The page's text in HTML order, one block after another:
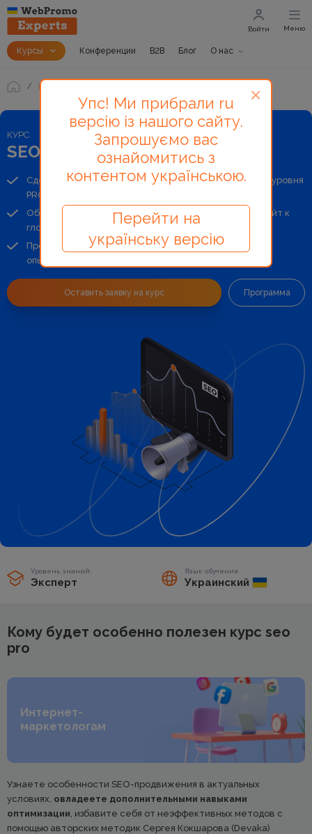
Курсы Конференции B2B Блог О нас
Войти Меню
Курсы
КУРС
SEO Pro
Сделайте апгрейд карьеры и станьте специалистом уровня
PRO всего за 1 месяц обучения
Обновите стратегию продвижения и подготовьте сайт к
глобальным изменениям
Проведите аудит своими руками под наблюдением
опытного наставника – Сергея Кокшарова (devaka)
Оставить заявку на курс Программа
Уровень знаний:
Эксперт
Язык обучения
Украинский
Кому будет особенно полезен курс seo
pro
Интернет-
маркетологам
Узнаете особенности SEO-продвижения в актуальных
условиях, овладеете дополнительными навыками
оптимизации , избавите себя от неэффективных методов с
помощью авторских методик Сергея Кокшарова (Devaka)
×
Упс! Ми прибрали ru
версію із нашого сайту.
Запрошуємо вас
ознайомитись з
контентом українською.
Перейти на
українську версію